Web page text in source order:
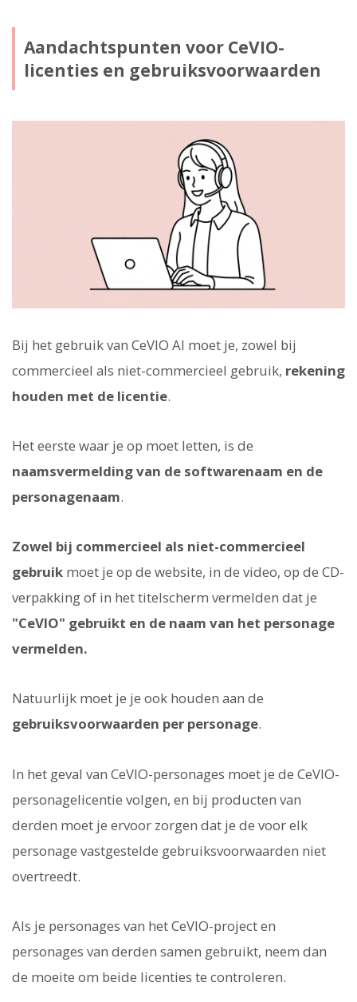
Aandachtspunten voor CeVIO-
licenties en gebruiksvoorwaarden
Bij het gebruik van CeVIO AI moet je, zowel bij
commercieel als niet-commercieel gebruik, rekening
houden met de licentie.
Het eerste waar je op moet letten, is de
naamsvermelding van de softwarenaam en de
personagenaam.
Zowel bij commercieel als niet-commercieel
gebruik moet je op de website, in de video, op de CD-
verpakking of in het titelscherm vermelden dat je
"CeVIO" gebruikt en de naam van het personage
vermelden.
Natuurlijk moet je je ook houden aan de
gebruiksvoorwaarden per personage.
In het geval van CeVIO-personages moet je de CeVIO-
personagelicentie volgen, en bij producten van
derden moet je ervoor zorgen dat je de voor elk
personage vastgestelde gebruiksvoorwaarden niet
overtreedt.
Als je personages van het CeVIO-project en
personages van derden samen gebruikt, neem dan
de moeite om beide licenties te controleren.